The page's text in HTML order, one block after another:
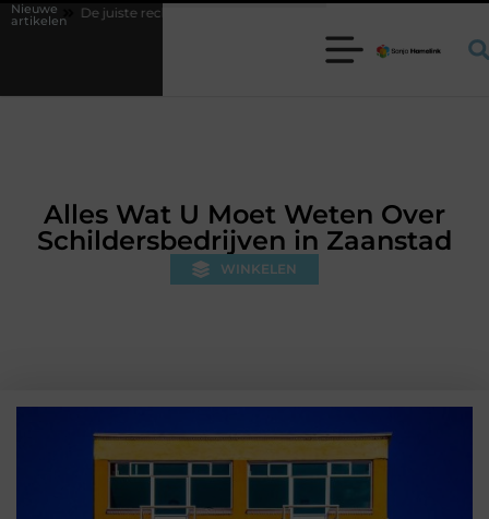
Nieuwe
artikelen trampoline kiezen voor jouw tuin
Alles Wat U Moet Weten Over
Schildersbedrijven in Zaanstad
WINKELEN